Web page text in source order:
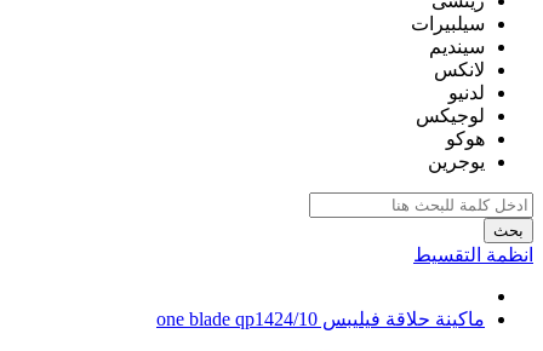
سيلبيرات
سينديم
لانكس
لدنيو
لوجيكس
هوكو
يوجرين
بحث
انظمة التقسيط
ماكينة حلاقة فيليبس one blade qp1424/10